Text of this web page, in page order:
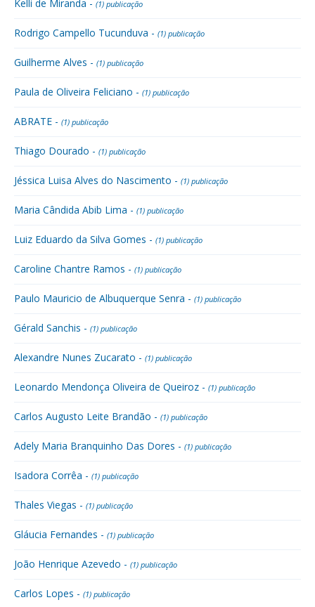
Kelli de Miranda - (1) publicação
Rodrigo Campello Tucunduva - (1) publicação
Guilherme Alves - (1) publicação
Paula de Oliveira Feliciano - (1) publicação
ABRATE - (1) publicação
Thiago Dourado - (1) publicação
Jéssica Luisa Alves do Nascimento - (1) publicação
Maria Cândida Abib Lima - (1) publicação
Luiz Eduardo da Silva Gomes - (1) publicação
Caroline Chantre Ramos - (1) publicação
Paulo Mauricio de Albuquerque Senra - (1) publicação
Gérald Sanchis - (1) publicação
Alexandre Nunes Zucarato - (1) publicação
Leonardo Mendonça Oliveira de Queiroz - (1) publicação
Carlos Augusto Leite Brandão - (1) publicação
Adely Maria Branquinho Das Dores - (1) publicação
Isadora Corrêa - (1) publicação
Thales Viegas - (1) publicação
Gláucia Fernandes - (1) publicação
João Henrique Azevedo - (1) publicação
Carlos Lopes - (1) publicação